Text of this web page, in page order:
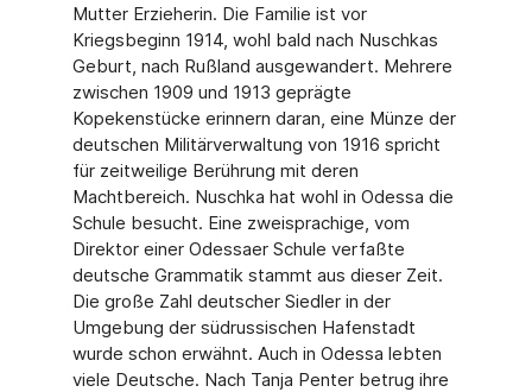
Mutter Erzieherin. Die Familie ist vor
Kriegsbeginn 1914, wohl bald nach Nuschkas
Geburt, nach Rußland ausgewandert. Mehrere
zwischen 1909 und 1913 geprägte
Kopekenstücke erinnern daran, eine Münze der
deutschen Militärverwaltung von 1916 spricht
für zeitweilige Berührung mit deren
Machtbereich. Nuschka hat wohl in Odessa die
Schule besucht. Eine zweisprachige, vom
Direktor einer Odessaer Schule verfaßte
deutsche Grammatik stammt aus dieser Zeit.
Die große Zahl deutscher Siedler in der
Umgebung der südrussischen Hafenstadt
wurde schon erwähnt. Auch in Odessa lebten
viele Deutsche. Nach Tanja Penter betrug ihre